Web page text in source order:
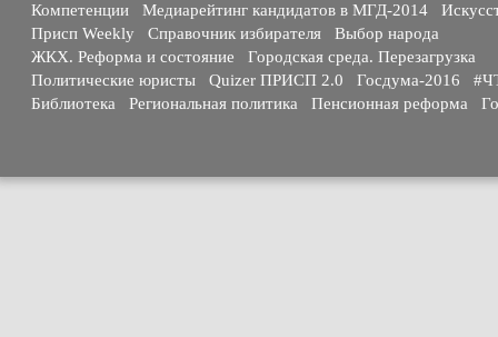
Компетенции
Медиарейтинг кандидатов в МГД-2014
Присп Weekly
Справочник избирателя
Выбор народа
ЖКХ. Реформа и состояние
Городская среда. Перезагрузка
Политические юристы
Quizer ПРИСП 2.0 Госдума-2016
Библиотека
Региональная политика Пенсионная реформа